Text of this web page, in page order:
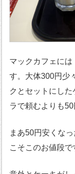
マックカフェには
す。大体300円少
クとセットにし
ラで頼むよりも50
まあ50円安くな
こそこのお値段で